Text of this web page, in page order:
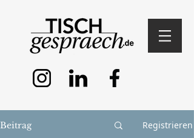
Beitrag Registrieren